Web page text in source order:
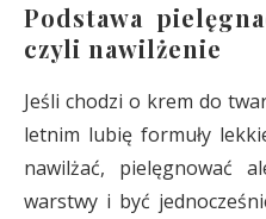
Podstawa
czyli nawilżenie
Jeśli chodzi o krem do
letnim lubię formuły
nawilżać, pielęgnować
warstwy i być